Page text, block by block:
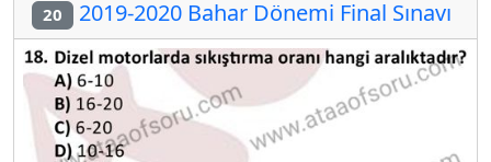
20 2019-2020 Bahar Dönemi Final Sınavı